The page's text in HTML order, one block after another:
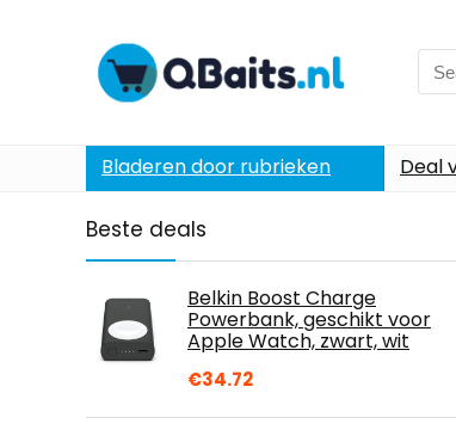
for:
Bladeren door rubrieken Deal
Beste deals
Belkin Boost Charge
Powerbank, geschikt voor
Apple Watch, zwart, wit
€34.72